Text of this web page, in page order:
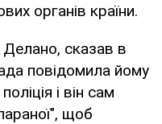
органів країни.
сказав в
повідомила йому
і він сам
щоб